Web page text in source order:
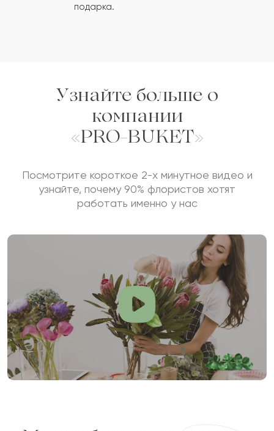
подарка.
Узнайте больше о
компании
«PRO-BUKET»
Посмотрите короткое 2-х минутное видео и
узнайте, почему 90% флористов хотят
работать именно у нас